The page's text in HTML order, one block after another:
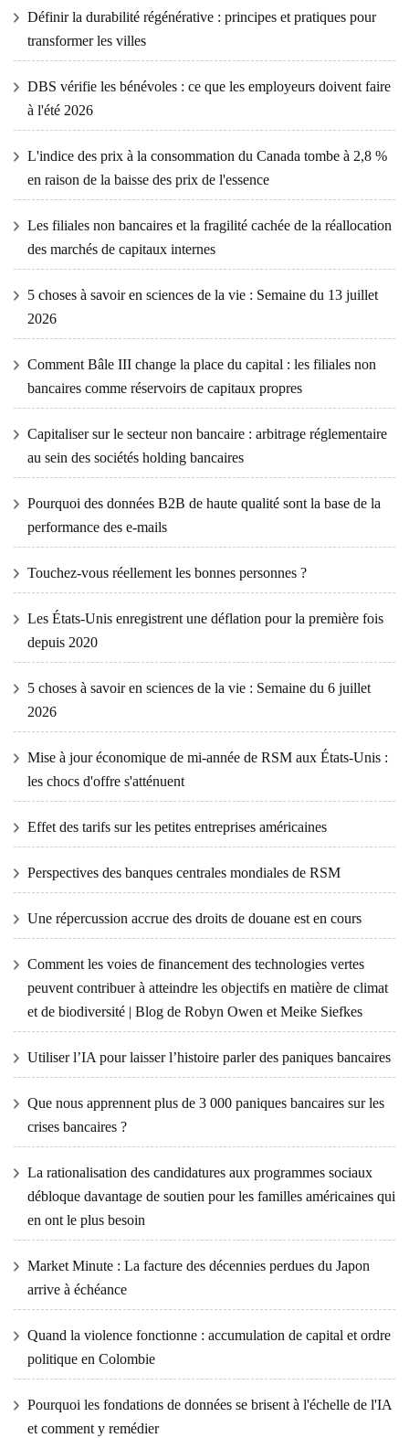
Définir la durabilité régénérative : principes et pratiques pour
transformer les villes
DBS vérifie les bénévoles : ce que les employeurs doivent faire
à l'été 2026
L'indice des prix à la consommation du Canada tombe à 2,8 %
en raison de la baisse des prix de l'essence
Les filiales non bancaires et la fragilité cachée de la réallocation
des marchés de capitaux internes
5 choses à savoir en sciences de la vie : Semaine du 13 juillet
2026
Comment Bâle III change la place du capital : les filiales non
bancaires comme réservoirs de capitaux propres
Capitaliser sur le secteur non bancaire : arbitrage réglementaire
au sein des sociétés holding bancaires
Pourquoi des données B2B de haute qualité sont la base de la
performance des e-mails
Touchez-vous réellement les bonnes personnes ?
Les États-Unis enregistrent une déflation pour la première fois
depuis 2020
5 choses à savoir en sciences de la vie : Semaine du 6 juillet
2026
Mise à jour économique de mi-année de RSM aux États-Unis :
les chocs d'offre s'atténuent
Effet des tarifs sur les petites entreprises américaines
Perspectives des banques centrales mondiales de RSM
Une répercussion accrue des droits de douane est en cours
Comment les voies de financement des technologies vertes
peuvent contribuer à atteindre les objectifs en matière de climat
et de biodiversité | Blog de Robyn Owen et Meike Siefkes
Utiliser l’IA pour laisser l’histoire parler des paniques bancaires
Que nous apprennent plus de 3 000 paniques bancaires sur les
crises bancaires ?
La rationalisation des candidatures aux programmes sociaux
débloque davantage de soutien pour les familles américaines qui
en ont le plus besoin
Market Minute : La facture des décennies perdues du Japon
arrive à échéance
Quand la violence fonctionne : accumulation de capital et ordre
politique en Colombie
Pourquoi les fondations de données se brisent à l'échelle de l'IA
et comment y remédier